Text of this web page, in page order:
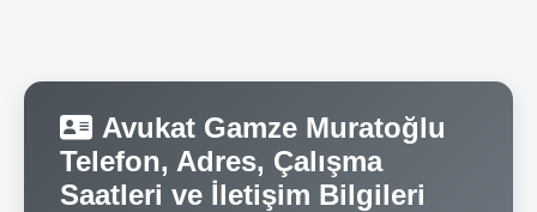
Avukat Gamze Muratoğlu
Telefon, Adres, Çalışma
Saatleri ve İletişim Bilgileri